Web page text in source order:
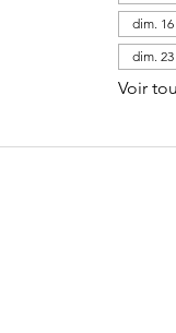
dim.
dim.
Voir